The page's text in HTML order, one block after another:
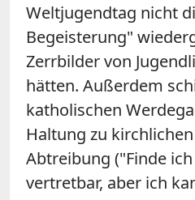
Weltjugendtag nicht
Begeisterung"
Zerrbilder von
hätten. Außerdem
katholischen
Haltung zu
Abtreibung ("Finde
vertretbar, aber ich